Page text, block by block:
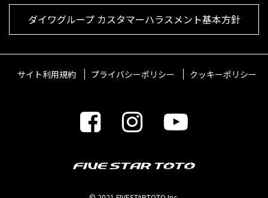
ダイワグループ カスタマーハラスメント基本方針
サイト利用規約 プライバシーポリシー クッキーポリシー